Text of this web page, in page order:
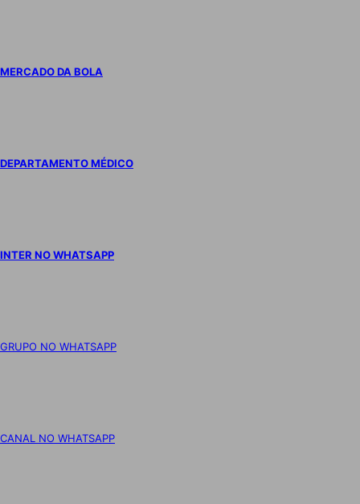
MERCADO DA BOLA
DEPARTAMENTO MÉDICO
INTER NO WHATSAPP
GRUPO NO WHATSAPP
CANAL NO WHATSAPP